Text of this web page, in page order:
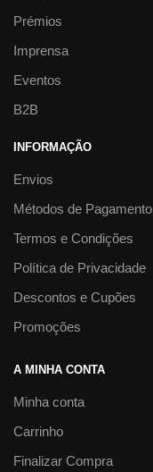
Prémios
Imprensa
Eventos
B2B
INFORMAÇÃO
Envios
Métodos de Pagamento
Termos e Condições
Política de Privacidade
Descontos e Cupões
Promoções
A MINHA CONTA
Minha conta
Carrinho
Finalizar Compra